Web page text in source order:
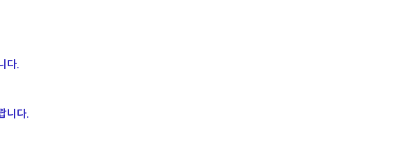
다.
니다.